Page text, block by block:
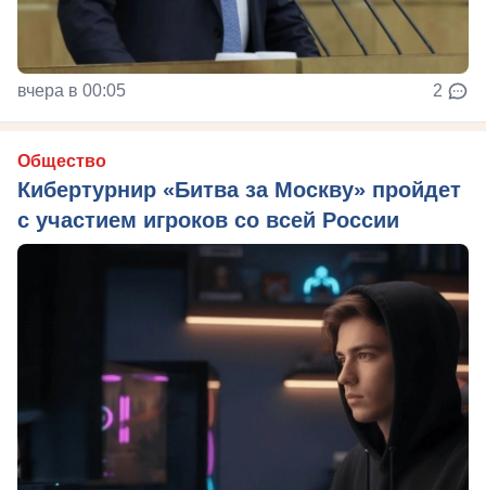
вчера в 00:05 2
Общество
Кибертурнир «Битва за Москву» пройдет
с участием игроков со всей России